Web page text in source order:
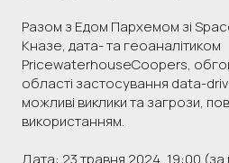
Разом з Едом Пархемом зі
Кназе, дата- та геоаналітиком
PricewaterhouseCoopers,
області застосування data-
можливі виклики та загрози,
використанням.
Дата: 23 травня 2024, 19:00 (за